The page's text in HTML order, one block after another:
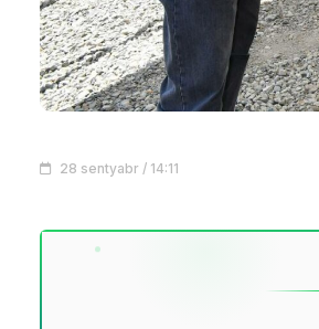
28 sentyabr / 14:11